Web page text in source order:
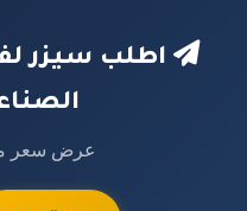
اطلب سيزر
عرض سعر